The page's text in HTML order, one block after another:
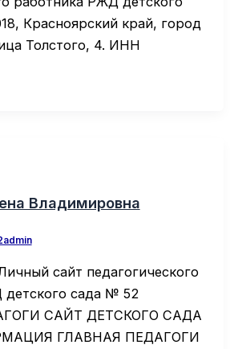
Красноярский край, город
Толстого, 4. ИНН
Владимировна
сайт педагогического
сада № 52
САЙТ ДЕТСКОГО САДА
ГЛАВНАЯ ПЕДАГОГИ